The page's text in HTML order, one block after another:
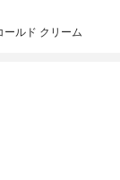
ールド クリーム